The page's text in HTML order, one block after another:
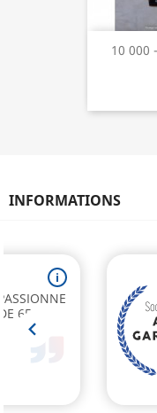
10 000
INFORMATIONS